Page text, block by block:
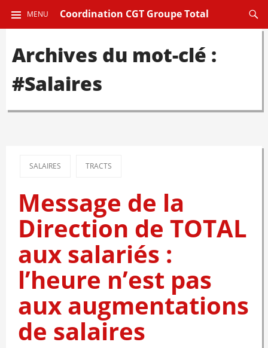
Coordination CGT Groupe Total
MENU
AU
PRINCIPAL
Archives du mot-clé :
#Salaires
SALAIRES TRACTS
Message de la
Direction de TOTAL
aux salariés :
l’heure n’est pas
aux augmentations
de salaires